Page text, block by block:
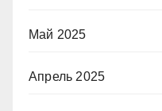
Май 2025
Апрель 2025